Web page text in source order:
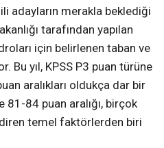
adayların merakla beklediği
tarafından yapılan
için belirlenen taban ve
Bu yıl, KPSS P3 puan türüne
aralıkları oldukça dar bir
81-84 puan aralığı, birçok
temel faktörlerden biri